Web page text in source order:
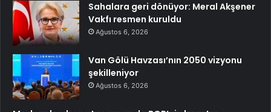
Sahalara geri dönüyor: Meral Akşener
Vakfı resmen kuruldu
Ağustos 6, 2026
Van Gölü Havzası’nın 2050 vizyonu
şekilleniyor
Ağustos 6, 2026